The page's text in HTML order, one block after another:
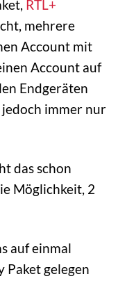
RTL+
mehrere
Account mit
Account auf
Endgeräten
immer nur
das schon
Möglichkeit, 2
auf einmal
Paket gelegen